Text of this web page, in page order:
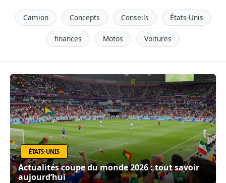
Camion Concepts Conseils États-Unis
finances Motos Voitures
ÉTATS-UNIS
Actualités coupe du monde 2026 : tout savoir
aujourd’hui